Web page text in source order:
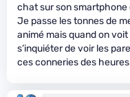
chat sur son smartphone
Je passe les tonnes de
animé mais quand on voit
s’inquiéter de voir les
ces conneries des